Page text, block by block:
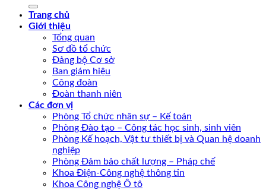
Trang chủ
Giới thiệu
Tổng quan
Sơ đồ tổ chức
Đảng bộ Cơ sở
Ban giám hiệu
Công đoàn
Đoàn thanh niên
Các đơn vị
Phòng Tổ chức nhân sự – Kế toán
Phòng Đào tạo – Công tác học sinh, sinh viên
Phòng Kế hoạch, Vật tư thiết bị và Quan hệ doanh
nghiệp
Phòng Đảm bảo chất lượng – Pháp chế
Khoa Điện-Công nghệ thông tin
Khoa Công nghệ Ô tô